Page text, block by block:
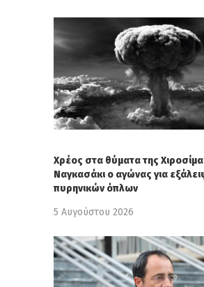
Χρέος στα θύματα της Χιροσίμα
Ναγκασάκι ο αγώνας για
πυρηνικών όπλων
5 Αυγούστου 2026